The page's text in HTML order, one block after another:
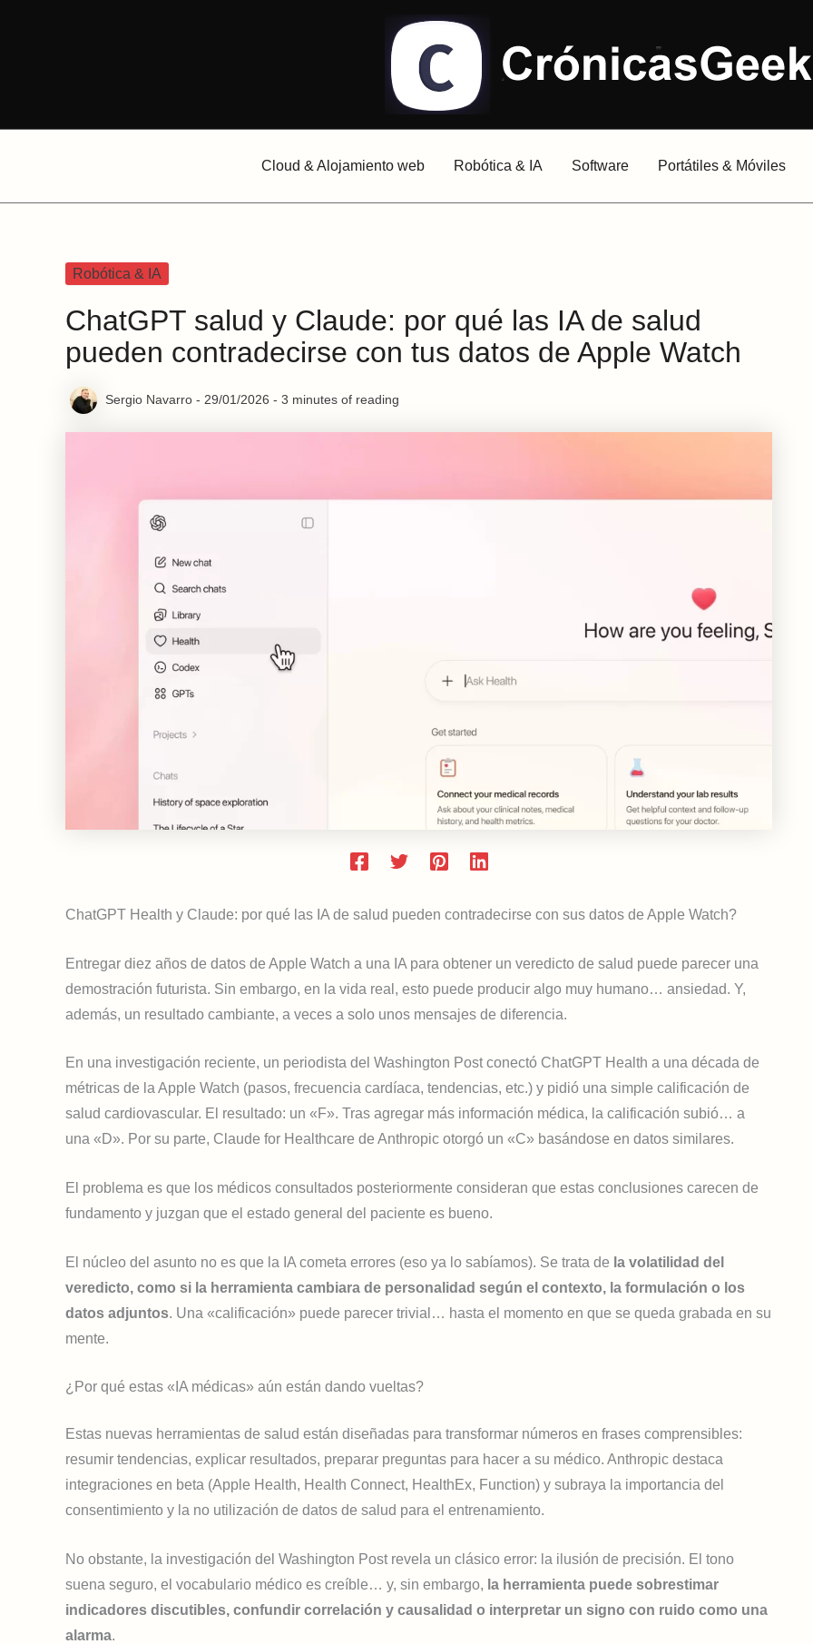
Cloud & Alojamiento web Robótica & IA Software Portátiles & Móviles
Robótica & IA
ChatGPT salud y Claude: por qué las IA de salud
pueden contradecirse con tus datos de Apple Watch
Sergio Navarro - 29/01/2026 - 3 minutes of reading
ChatGPT Health y Claude: por qué las IA de salud pueden contradecirse con sus datos de Apple Watch?
Entregar diez años de datos de Apple Watch a una IA para obtener un veredicto de salud puede parecer una
demostración futurista. Sin embargo, en la vida real, esto puede producir algo muy humano… ansiedad. Y,
además, un resultado cambiante, a veces a solo unos mensajes de diferencia.
En una investigación reciente, un periodista del Washington Post conectó ChatGPT Health a una década de
métricas de la Apple Watch (pasos, frecuencia cardíaca, tendencias, etc.) y pidió una simple calificación de
salud cardiovascular. El resultado: un «F». Tras agregar más información médica, la calificación subió… a
una «D». Por su parte, Claude for Healthcare de Anthropic otorgó un «C» basándose en datos similares.
El problema es que los médicos consultados posteriormente consideran que estas conclusiones carecen de
fundamento y juzgan que el estado general del paciente es bueno.
El núcleo del asunto no es que la IA cometa errores (eso ya lo sabíamos). Se trata de la volatilidad del
veredicto, como si la herramienta cambiara de personalidad según el contexto, la formulación o los
datos adjuntos. Una «calificación» puede parecer trivial… hasta el momento en que se queda grabada en su
mente.
¿Por qué estas «IA médicas» aún están dando vueltas?
Estas nuevas herramientas de salud están diseñadas para transformar números en frases comprensibles:
resumir tendencias, explicar resultados, preparar preguntas para hacer a su médico. Anthropic destaca
integraciones en beta (Apple Health, Health Connect, HealthEx, Function) y subraya la importancia del
consentimiento y la no utilización de datos de salud para el entrenamiento.
No obstante, la investigación del Washington Post revela un clásico error: la ilusión de precisión. El tono
suena seguro, el vocabulario médico es creíble… y, sin embargo, la herramienta puede sobrestimar
indicadores discutibles, confundir correlación y causalidad o interpretar un signo con ruido como una
alarma.